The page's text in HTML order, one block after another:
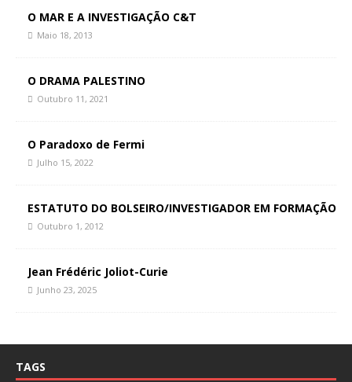
O MAR E A INVESTIGAÇÃO C&T
Maio 18, 2013
O DRAMA PALESTINO
Outubro 11, 2021
O Paradoxo de Fermi
Julho 15, 2022
ESTATUTO DO BOLSEIRO/INVESTIGADOR EM FORMAÇÃO
Outubro 1, 2012
Jean Frédéric Joliot-Curie
Junho 23, 2025
TAGS